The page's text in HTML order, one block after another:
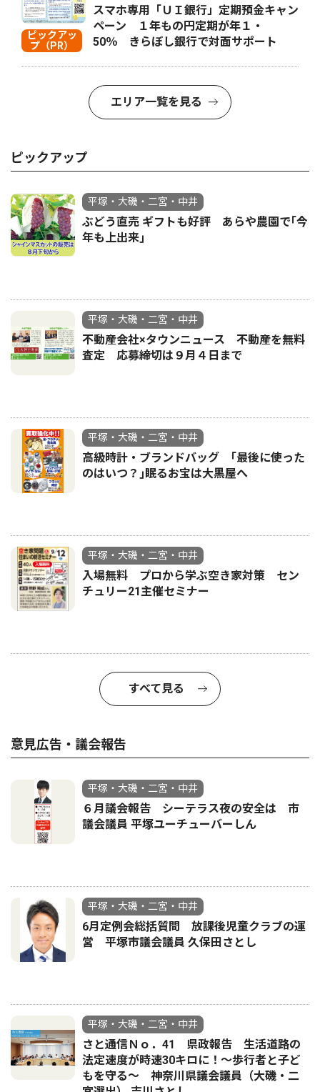
ピックアッ
プ（PR）
スマホ専用「ＵＩ銀行」定期預金キャン
ペーン １年もの円定期が年１・
50％ きらぼし銀行で対面サポート
エリア一覧を見る
ピックアップ
平塚・大磯・二宮・中井
ぶどう直売 ギフトも好評 あらや農園で｢今
年も上出来｣
平塚・大磯・二宮・中井
不動産会社×タウンニュース 不動産を無料
査定 応募締切は９月４日まで
平塚・大磯・二宮・中井
高級時計・ブランドバッグ ｢最後に使った
のはいつ？｣眠るお宝は大黒屋へ
平塚・大磯・二宮・中井
入場無料 プロから学ぶ空き家対策 セン
チュリー21主催セミナー
すべて見る
意見広告・議会報告
平塚・大磯・二宮・中井
６月議会報告 シーテラス夜の安全は 市
議会議員 平塚ユーチューバーしん
平塚・大磯・二宮・中井
6月定例会総括質問 放課後児童クラブの運
営 平塚市議会議員 久保田さとし
平塚・大磯・二宮・中井
さと通信Ｎｏ．41 県政報告 生活道路の
法定速度が時速30キロに！〜歩行者と子ど
もを守る〜 神奈川県議会議員（大磯・二